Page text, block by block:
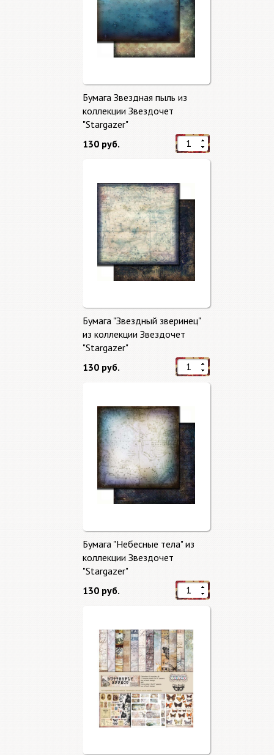
Бумага Звездная пыль из
коллекции Звездочет
"Stargazer"
130 руб.
Бумага "Звездный зверинец"
из коллекции Звездочет
"Stargazer"
130 руб.
Бумага "Небесные тела" из
коллекции Звездочет
"Stargazer"
130 руб.